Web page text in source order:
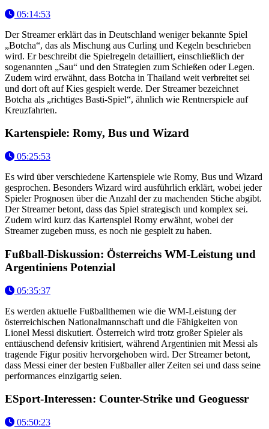
05:14:53
Der Streamer erklärt das in Deutschland weniger bekannte Spiel
„Botcha“, das als Mischung aus Curling und Kegeln beschrieben
wird. Er beschreibt die Spielregeln detailliert, einschließlich der
sogenannten „Sau“ und den Strategien zum Schießen oder Legen.
Zudem wird erwähnt, dass Botcha in Thailand weit verbreitet sei
und dort oft auf Kies gespielt werde. Der Streamer bezeichnet
Botcha als „richtiges Basti-Spiel“, ähnlich wie Rentnerspiele auf
Kreuzfahrten.
Kartenspiele: Romy, Bus und Wizard
05:25:53
Es wird über verschiedene Kartenspiele wie Romy, Bus und Wizard
gesprochen. Besonders Wizard wird ausführlich erklärt, wobei jeder
Spieler Prognosen über die Anzahl der zu machenden Stiche abgibt.
Der Streamer betont, dass das Spiel strategisch und komplex sei.
Zudem wird kurz das Kartenspiel Romy erwähnt, wobei der
Streamer zugeben muss, es noch nie gespielt zu haben.
Fußball-Diskussion: Österreichs WM-Leistung und
Argentiniens Potenzial
05:35:37
Es werden aktuelle Fußballthemen wie die WM-Leistung der
österreichischen Nationalmannschaft und die Fähigkeiten von
Lionel Messi diskutiert. Österreich wird trotz großer Spieler als
enttäuschend defensiv kritisiert, während Argentinien mit Messi als
tragende Figur positiv hervorgehoben wird. Der Streamer betont,
dass Messi einer der besten Fußballer aller Zeiten sei und dass seine
performances einzigartig seien.
ESport-Interessen: Counter-Strike und Geoguessr
05:50:23